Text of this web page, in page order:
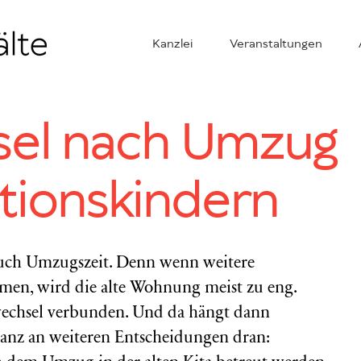
Kanzlei Veranstaltungen
nach Umzug
Umzugszeit. Denn wenn weitere
wird die alte Wohnung meist zu eng.
verbunden. Und da hängt dann
an weiteren Entscheidungen dran: